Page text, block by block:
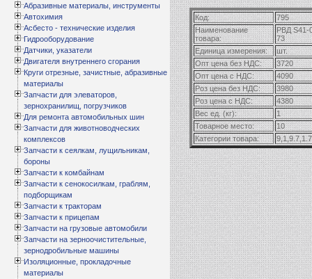
Абразивные материалы, инструменты
Автохимия
Асбесто - технические изделия
Гидрооборудование
Датчики, указатели
Двигателя внутреннего сгорания
Круги отрезные, зачистные, абразивные
материалы
Запчасти для элеваторов,
зернохранилищ, погрузчиков
Для ремонта автомобильных шин
Запчасти для животноводческих
комплексов
Запчасти к сеялкам, лущильникам,
бороны
Запчасти к комбайнам
Запчасти к сенокосилкам, граблям,
подборщикам
Запчасти к тракторам
Запчасти к прицепам
Запчасти на грузовые автомобили
Запчасти на зерноочистительные,
зернодробильные машины
Изоляционные, прокладочные
материалы
Код:
795
Наименование
товара:
РВД S41-
73
Единица измерения:
шт.
Опт цена без НДС:
3720
Опт цена с НДС:
4090
Роз цена без НДС:
3980
Роз цена с НДС:
4380
Вес ед. (кг):
1
Товарное место:
10
Категории товара:
9,1,9.7,1.7